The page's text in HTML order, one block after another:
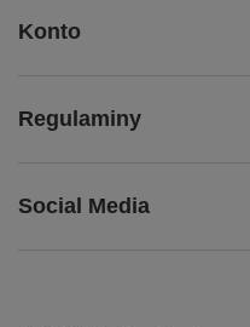
Konto
Regulaminy
Social Media